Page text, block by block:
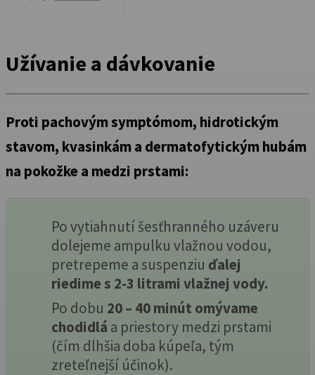
Užívanie a dávkovanie
Proti pachovým symptómom, hidrotickým
stavom, kvasinkám a dermatofytickým hubám
na pokožke a medzi prstami:
Po vytiahnutí šesťhranného uzáveru
dolejeme ampulku vlažnou vodou,
pretrepeme a suspenziu ďalej
riedime s 2-3 litrami vlažnej vody.
Po dobu 20 – 40 minút omývame
chodidlá a priestory medzi prstami
(čím dlhšia doba kúpeľa, tým
zreteľnejší účinok).